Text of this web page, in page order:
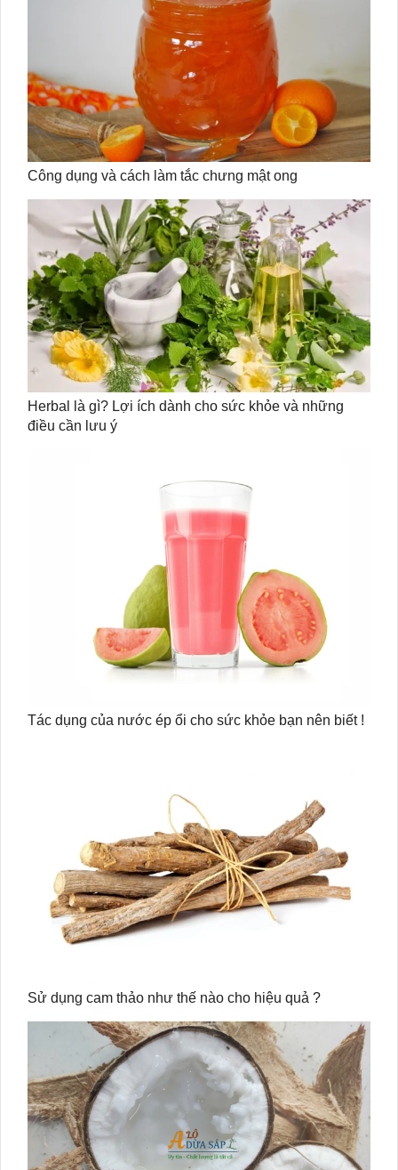
Công dụng và cách làm tắc chưng mật ong
Herbal là gì? Lợi ích dành cho sức khỏe và những
điều cần lưu ý
Tác dụng của nước ép ổi cho sức khỏe bạn nên biết !
Sử dụng cam thảo như thế nào cho hiệu quả ?